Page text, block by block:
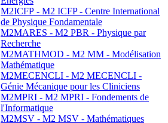
M2ICFP - M2 ICFP - Centre International
de Physique Fondamentale
M2MARES - M2 PBR - Physique par
Recherche
M2MATHMOD - M2 MM - Modélisation
Mathématique
M2MECENCLI - M2 MECENCLI -
Génie Mécanique pour les Cliniciens
M2MPRI - M2 MPRI - Fondements de
l'Informatique
M2MSV - M2 MSV - Mathématiques